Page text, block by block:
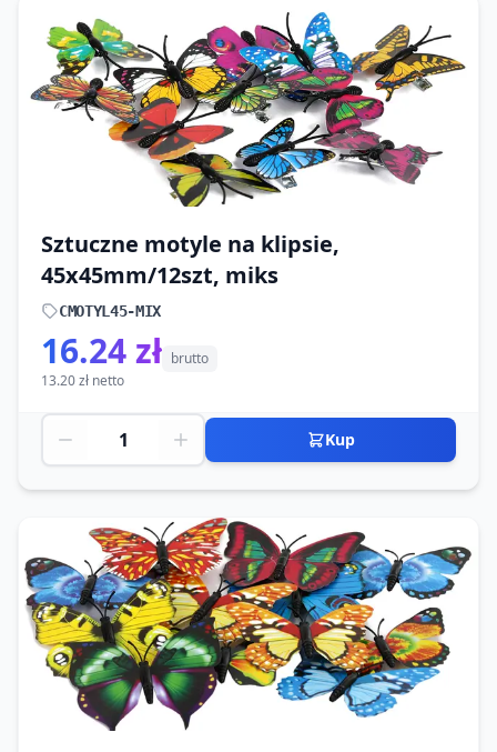
Sztuczne motyle na klipsie,
45x45mm/12szt, miks
CMOTYL45-MIX
16.24 zł brutto
13.20 zł netto
Kup